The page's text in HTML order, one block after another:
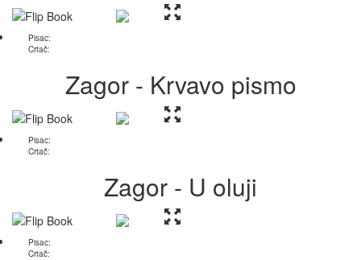
Pisac:
Crtač:
Zagor - Krvavo pismo
Pisac:
Crtač:
Zagor - U oluji
Pisac:
Crtač: